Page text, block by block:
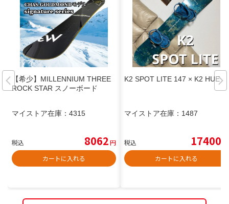
【希少】MILLENNIUM THREE
ROCK STAR スノーボード
マイストア在庫： 4315
税込 8062円
カートに入れる
K2 SPOT LITE 147 × K2 HUE M
マイストア在庫： 1487
税込 17400
カートに入れる